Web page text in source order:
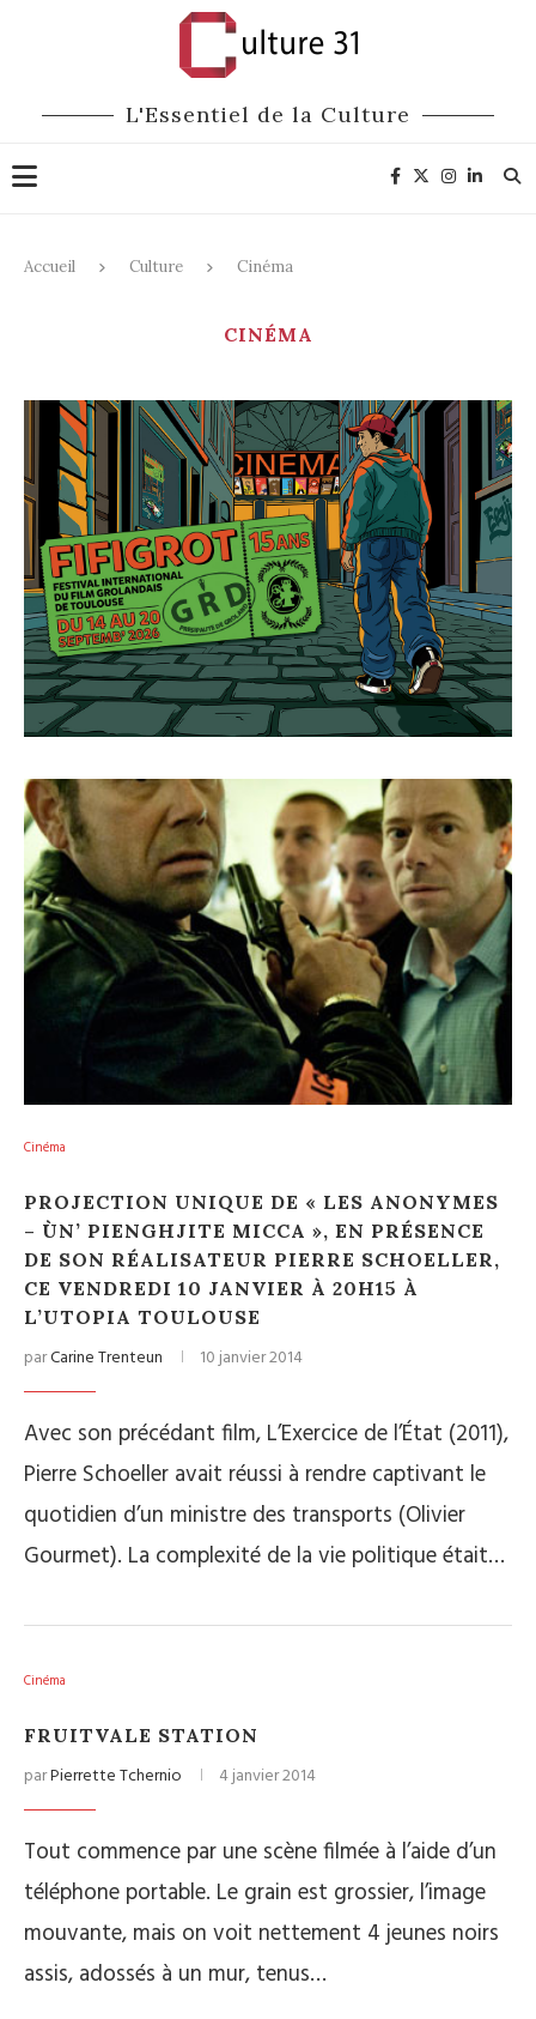
L'Essentiel de la Culture
Accueil Culture Cinéma
CINÉMA
Cinéma
PROJECTION UNIQUE DE « LES ANONYMES
– ÙN’ PIENGHJITE MICCA », EN PRÉSENCE
DE SON RÉALISATEUR PIERRE SCHOELLER,
CE VENDREDI 10 JANVIER À 20H15 À
L’UTOPIA TOULOUSE
parCarine Trenteun 10 janvier 2014
Avec son précédant film, L’Exercice de l’État (2011),
Pierre Schoeller avait réussi à rendre captivant le
quotidien d’un ministre des transports (Olivier
Gourmet). La complexité de la vie politique était…
Cinéma
FRUITVALE STATION
parPierrette Tchernio 4 janvier 2014
Tout commence par une scène filmée à l’aide d’un
téléphone portable. Le grain est grossier, l’image
mouvante, mais on voit nettement 4 jeunes noirs
assis, adossés à un mur, tenus…